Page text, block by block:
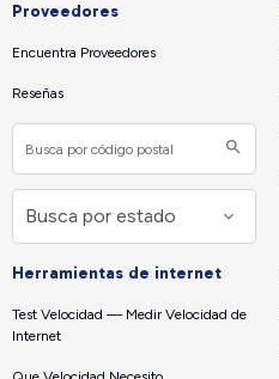
Proveedores
Encuentra Proveedores
Reseñas
Herramientas de internet
Test Velocidad — Medir Velocidad de
Internet